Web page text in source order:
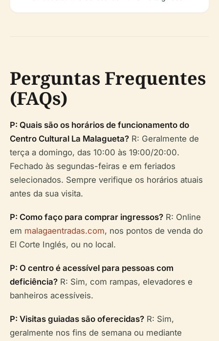
Perguntas Frequentes
(FAQs)
P: Quais são os horários de funcionamento do
Centro Cultural La Malagueta? R: Geralmente de
terça a domingo, das 10:00 às 19:00/20:00.
Fechado às segundas-feiras e em feriados
selecionados. Sempre verifique os horários atuais
antes da sua visita.
P: Como faço para comprar ingressos? R: Online
em malagaentradas.com, nos pontos de venda do
El Corte Inglés, ou no local.
P: O centro é acessível para pessoas com
deficiência? R: Sim, com rampas, elevadores e
banheiros acessíveis.
P: Visitas guiadas são oferecidas? R: Sim,
geralmente nos fins de semana ou mediante